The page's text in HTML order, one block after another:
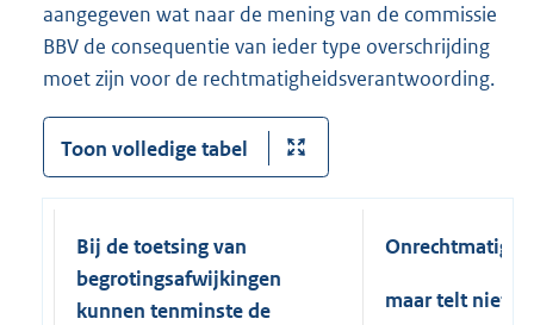
aangegeven wat naar de mening van de commissie
BBV de consequentie van ieder type overschrijding
moet zijn voor de rechtmatigheidsverantwoording.
Toon volledige tabel
Bij de toetsing van
begrotingsafwijkingen
kunnen tenminste de
Onrechtmatig,
maar telt niet